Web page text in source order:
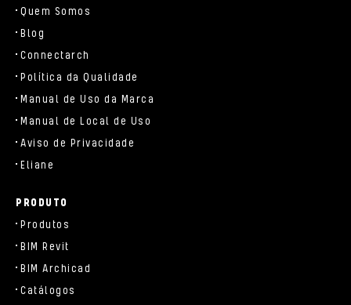
Quem Somos
Blog
Connectarch
Política da Qualidade
Manual de Uso da Marca
Manual de Local de Uso
Aviso de Privacidade
Eliane
PRODUTO
Produtos
BIM Revit
BIM Archicad
Catálogos